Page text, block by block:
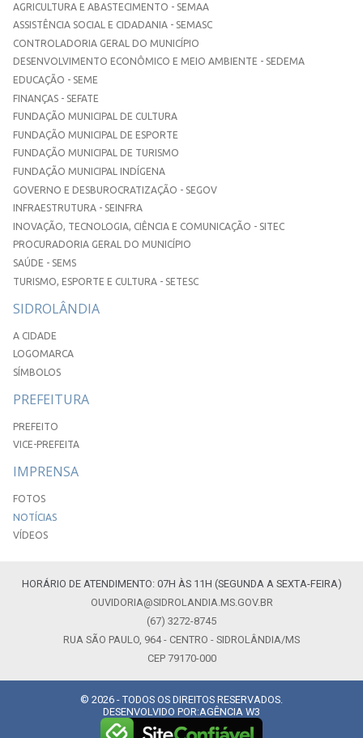
AGRICULTURA E ABASTECIMENTO - SEMAA
ASSISTÊNCIA SOCIAL E CIDADANIA - SEMASC
CONTROLADORIA GERAL DO MUNICÍPIO
DESENVOLVIMENTO ECONÔMICO E MEIO AMBIENTE - SEDEMA
EDUCAÇÃO - SEME
FINANÇAS - SEFATE
FUNDAÇÃO MUNICIPAL DE CULTURA
FUNDAÇÃO MUNICIPAL DE ESPORTE
FUNDAÇÃO MUNICIPAL DE TURISMO
FUNDAÇÃO MUNICIPAL INDÍGENA
GOVERNO E DESBUROCRATIZAÇÃO - SEGOV
INFRAESTRUTURA - SEINFRA
INOVAÇÃO, TECNOLOGIA, CIÊNCIA E COMUNICAÇÃO - SITEC
PROCURADORIA GERAL DO MUNICÍPIO
SAÚDE - SEMS
TURISMO, ESPORTE E CULTURA - SETESC
SIDROLÂNDIA
A CIDADE
LOGOMARCA
SÍMBOLOS
PREFEITURA
PREFEITO
VICE-PREFEITA
IMPRENSA
FOTOS
NOTÍCIAS
VÍDEOS
HORÁRIO DE ATENDIMENTO: 07H ÀS 11H (SEGUNDA A SEXTA-FEIRA)
OUVIDORIA@SIDROLANDIA.MS.GOV.BR
(67) 3272-8745
RUA SÃO PAULO, 964 - CENTRO - SIDROLÂNDIA/MS
CEP 79170-000
© 2026 - TODOS OS DIREITOS RESERVADOS.
DESENVOLVIDO POR:AGÊNCIA W3